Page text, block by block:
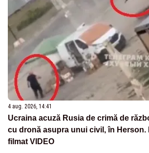
4 aug. 2026, 14:41
Ucraina acuză Rusia de crimă de
cu dronă asupra unui civil, în Herson.
filmat VIDEO